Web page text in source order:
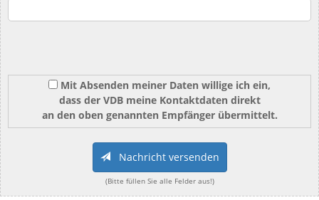
Mit Absenden meiner Daten willige ich ein,
dass der VDB meine Kontaktdaten direkt
an den oben genannten Empfänger übermittelt.
Nachricht versenden
(Bitte füllen Sie alle Felder aus!)